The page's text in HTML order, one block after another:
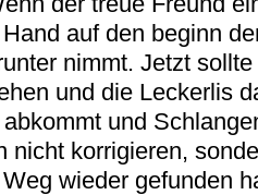
auf den beginn
nimmt. Jetzt
und die Leckerlis
und
nicht korrigieren,
wieder gefunden